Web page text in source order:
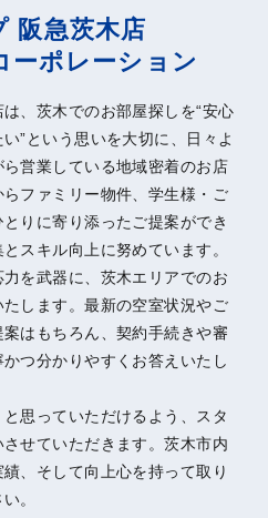
阪急茨木店
ポレーション
、茨木でのお部屋探しを“安心
”という思いを大切に、日々よ
営業している地域密着のお店
ファミリー物件、学生様・ご
りに寄り添ったご提案ができ
スキル向上に努めています。
を武器に、茨木エリアでのお
します。最新の空室状況やご
はもちろん、契約手続きや審
つ分かりやすくお答えいたし
と思っていただけるよう、スタ
せていただきます。茨木市内
、そして向上心を持って取り
。